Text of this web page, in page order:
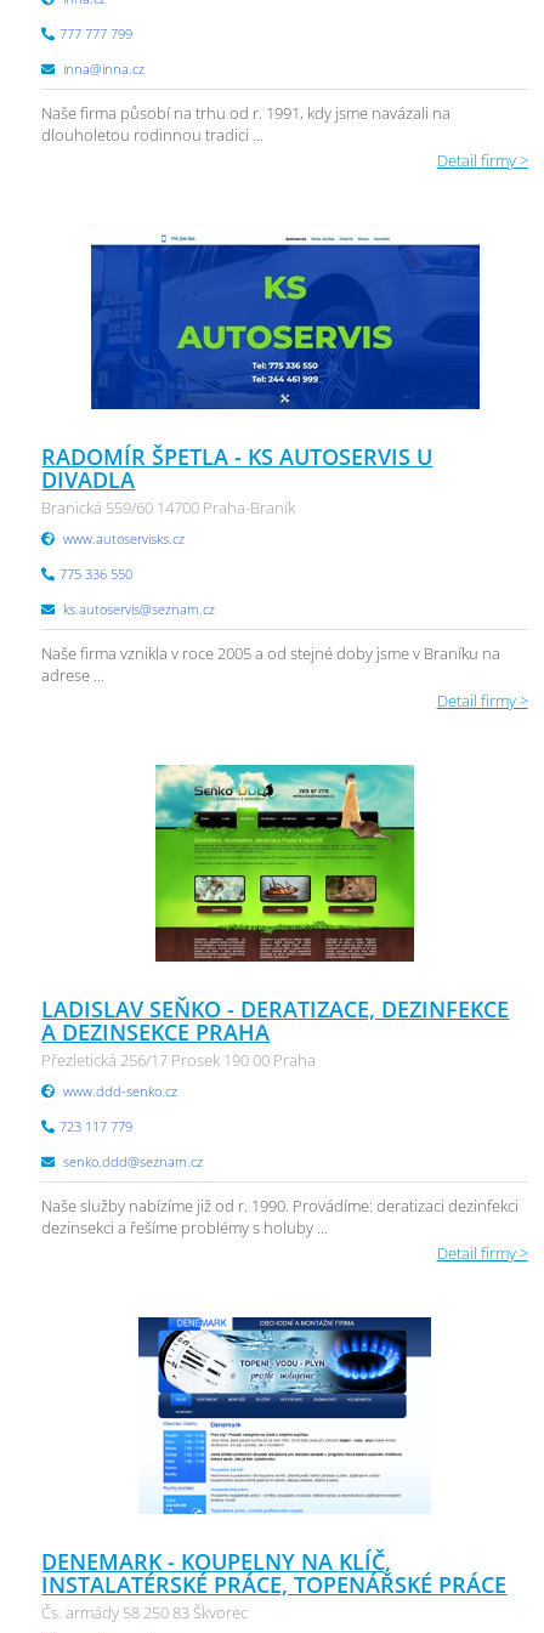
777 777 799
inna@inna.cz
Naše firma působí na trhu od r. 1991, kdy jsme navázali na
dlouholetou rodinnou tradici ...
Detail firmy >
RADOMÍR ŠPETLA - KS AUTOSERVIS U
DIVADLA
Branická 559/60 14700 Praha-Braník
www.autoservisks.cz
775 336 550
ks.autoservis@seznam.cz
Naše firma vznikla v roce 2005 a od stejné doby jsme v Braníku na
adrese ...
Detail firmy >
LADISLAV SEŇKO - DERATIZACE, DEZINFEKCE
A DEZINSEKCE PRAHA
Přezletická 256/17 Prosek 190 00 Praha
www.ddd-senko.cz
723 117 779
senko.ddd@seznam.cz
Naše služby nabízíme již od r. 1990. Provádíme: deratizaci dezinfekci
dezinsekci a řešíme problémy s holuby ...
Detail firmy >
DENEMARK - KOUPELNY NA KLÍČ,
INSTALATÉRSKÉ PRÁCE, TOPENÁŘSKÉ PRÁCE
Čs. armády 58 250 83 Škvorec